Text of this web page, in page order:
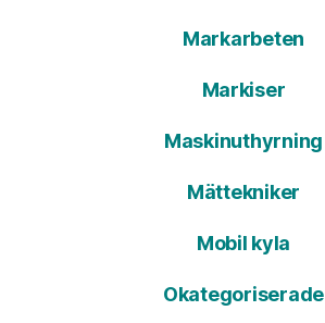
Markarbeten
Markiser
Maskinuthyrning
Mättekniker
Mobil kyla
Okategoriserade